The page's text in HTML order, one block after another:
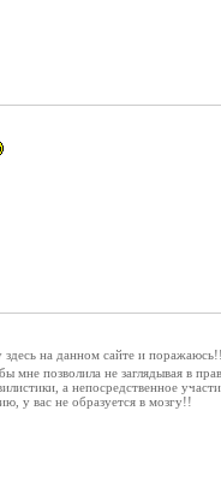
на данном сайте и
мне позволила не заглядывая в
а непосредственное
у вас не образуется в мозгу!!